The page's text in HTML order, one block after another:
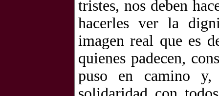
tristes, nos deben
hacerles ver la
imagen real que es
quienes padecen,
puso en camino